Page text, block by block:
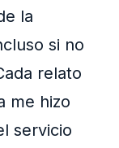
la
si no
relato
me hizo
servicio